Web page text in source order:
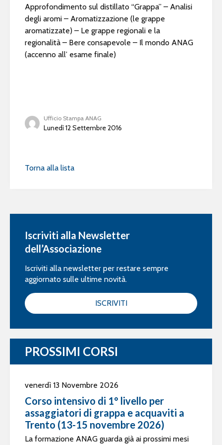
Approfondimento sul distillato “Grappa” – Analisi
degli aromi – Aromatizzazione (le grappe
aromatizzate) – Le grappe regionali e la
regionalità – Bere consapevole – Il mondo ANAG
(accenno all’ esame finale)
Ufficio Stampa ANAG
Lunedì 12 Settembre 2016
Torna alla lista
Iscriviti alla Newsletter
dell’Associazione
Iscriviti alla newsletter per restare sempre
aggiornato sulle ultime novità.
ISCRIVITI
PROSSIMI CORSI
venerdì 13 Novembre 2026
Corso intensivo di 1° livello per
assaggiatori di grappa e acquaviti a
Trento (13-15 novembre 2026)
La formazione ANAG guarda già ai prossimi mesi